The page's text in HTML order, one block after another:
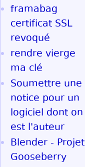
framabag
certificat SSL
revoqué
rendre vierge
ma clé
Soumettre une
notice pour un
logiciel dont on
est l'auteur
Blender - Projet
Gooseberry